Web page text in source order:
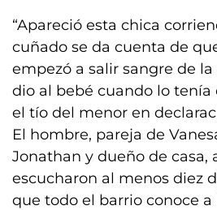
“Apareció esta chica
cuñado se da cuenta de
empezó a salir sangre de
dio al bebé cuando lo tenía
el tío del menor en
El hombre, pareja de
Jonathan y dueño de casa,
escucharon al menos diez
que todo el barrio conoce a